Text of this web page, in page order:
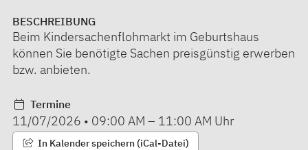
BESCHREIBUNG
Beim Kindersachenflohmarkt im Geburtshaus
können Sie benötigte Sachen preisgünstig erwerben
bzw. anbieten.
Termine
11/07/2026 • 09:00 AM – 11:00 AM Uhr
In Kalender speichern (iCal-Datei)